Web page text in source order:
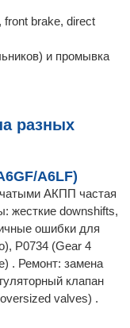
brake, direct
и промывка
разных
A6LF)
АКПП частая
жесткие downshifts,
ошибки для
P0734 (Gear 4
. Ремонт: замена
клапан
valves) .